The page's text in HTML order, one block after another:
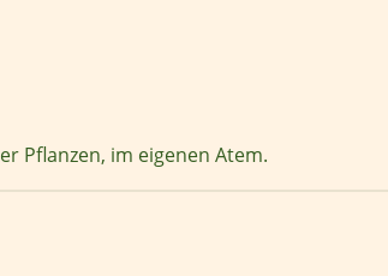
Pflanzen, im eigenen Atem.